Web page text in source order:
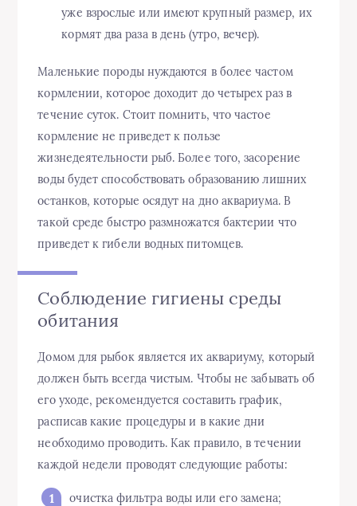
уже взрослые или имеют крупный размер, их
кормят два раза в день (утро, вечер).
Маленькие породы нуждаются в более частом
кормлении, которое доходит до четырех раз в
течение суток. Стоит помнить, что частое
кормление не приведет к пользе
жизнедеятельности рыб. Более того, засорение
воды будет способствовать образованию лишних
останков, которые осядут на дно аквариума. В
такой среде быстро размножатся бактерии что
приведет к гибели водных питомцев.
Соблюдение гигиены среды
обитания
Домом для рыбок является их аквариуму, который
должен быть всегда чистым. Чтобы не забывать об
его уходе, рекомендуется составить график,
расписав какие процедуры и в какие дни
необходимо проводить. Как правило, в течении
каждой недели проводят следующие работы:
очистка фильтра воды или его замена;